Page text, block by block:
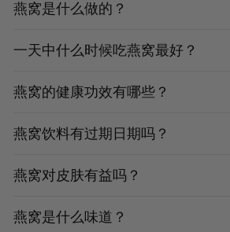
燕窝是什么做的？
一天中什么时候吃燕窝最好？
燕窝的健康功效有哪些？
燕窝饮料有过期日期吗？
燕窝对皮肤有益吗？
燕窝是什么味道？